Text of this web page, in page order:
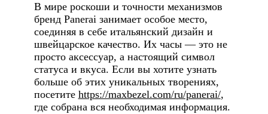
В мире роскоши и точности механизмов
бренд Panerai занимает особое место,
соединяя в себе итальянский дизайн и
швейцарское качество. Их часы — это не
просто аксессуар, а настоящий символ
статуса и вкуса. Если вы хотите узнать
больше об этих уникальных творениях,
посетите https://maxbezel.com/ru/panerai/,
где собрана вся необходимая информация.